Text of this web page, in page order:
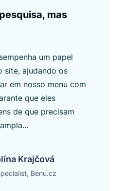
mas
um papel
site, ajudando os
em nosso menu com
que eles
de que precisam
Krajčová
Benu.cz